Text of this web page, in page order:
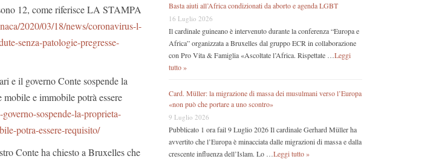
12, come riferisce LA STAMPA
2020/03/18/news/coronavirus-l-
senza-patologie-pregresse-
e il governo Conte sospende la
e immobile potrà essere
sospende-la-proprieta-
potra-essere-requisito/
Conte ha chiesto a Bruxelles che
Basta aiuti all’Africa condizionati da aborto e agenda LGBT
16 Luglio 2026
Il cardinale guineano è intervenuto durante la conferenza “Europa e
Africa” organizzata a Bruxelles dal gruppo ECR in collaborazione
con Pro Vita & Famiglia «Ascoltate l’Africa. Rispettate … Leggi
tutto »
Card. Müller: la migrazione di massa dei musulmani verso l’Europa
«non può che portare a uno scontro»
9 Luglio 2026
Pubblicato 1 ora fail 9 Luglio 2026 Il cardinale Gerhard Müller ha
avvertito che l’Europa è minacciata dalle migrazioni di massa e dalla
crescente influenza dell’Islam. Lo … Leggi tutto »